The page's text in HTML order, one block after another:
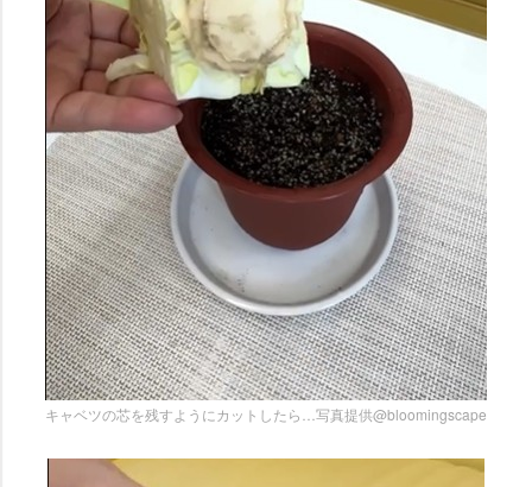
キャベツの芯を残すようにカットしたら…写真提供@bloomingscape